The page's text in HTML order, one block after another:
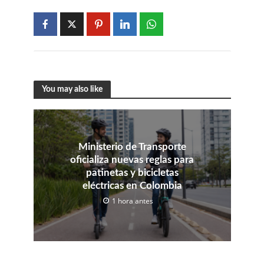
You may also like
Ministerio de Transporte
oficializa nuevas reglas para
patinetas y bicicletas
eléctricas en Colombia
1 hora antes